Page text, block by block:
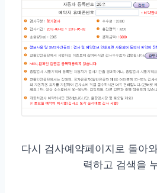
다시 검사예약페이지로 돌아
력하고 검색을